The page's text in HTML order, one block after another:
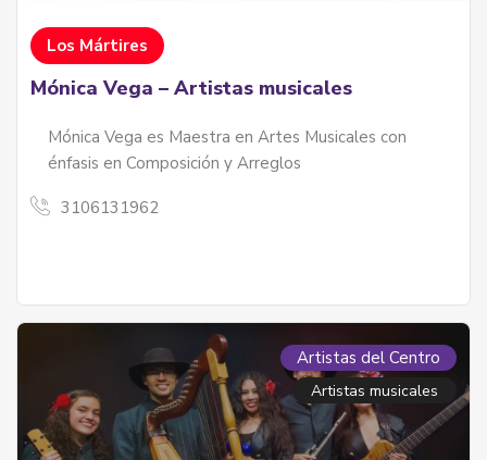
Los Mártires
Mónica Vega – Artistas musicales
Mónica Vega es Maestra en Artes Musicales con
énfasis en Composición y Arreglos
3106131962
Artistas del Centro
Artistas musicales